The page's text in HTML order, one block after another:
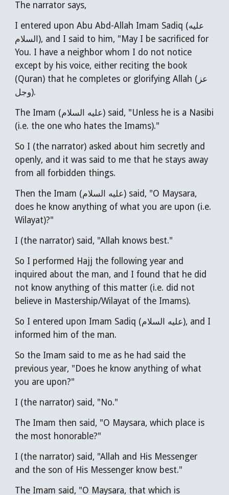
The narrator says,
I entered upon Abu Abd-Allah Imam Sadiq (عليه
السلام), and I said to him, "May I be sacrificed for
You. I have a neighbor whom I do not notice
except by his voice, either reciting the book
(Quran) that he completes or glorifying Allah (عز
وجل).
The Imam (عليه السلام) said, "Unless he is a Nasibi
(i.e. the one who hates the Imams)."
So I (the narrator) asked about him secretly and
openly, and it was said to me that he stays away
from all forbidden things.
Then the Imam (عليه السلام) said, "O Maysara,
does he know anything of what you are upon (i.e.
Wilayat)?"
I (the narrator) said, "Allah knows best."
So I performed Hajj the following year and
inquired about the man, and I found that he did
not know anything of this matter (i.e. did not
believe in Mastership/Wilayat of the Imams).
So I entered upon Imam Sadiq (عليه السلام), and I
informed him of the man.
So the Imam said to me as he had said the
previous year, "Does he know anything of what
you are upon?"
I (the narrator) said, "No."
The Imam then said, "O Maysara, which place is
the most honorable?"
I (the narrator) said, "Allah and His Messenger
and the son of His Messenger know best."
The Imam said, "O Maysara, that which is